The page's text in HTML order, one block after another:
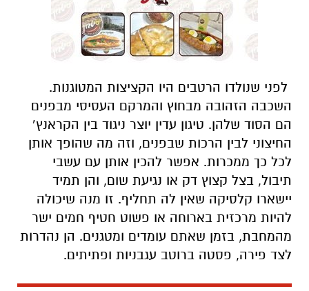
לפני שנולדו הרטבים היו הקציצות המטוגנות.
השכבה הזהובה מבחוץ והמרקם העסיסי מבפנים
הם הסוד שלהן. טיגון עדין יוצר ניגוד בין הקראנץ’
החיצוני לבין הרכות שבפנים, וזה מה שהופך אותן
לכל כך ממכרות. אפשר להכין אותן עם עשבי
תיבול, בצל קצוץ דק או נגיעת שום, והן תמיד
יישארו קלסיקה שאין לה תחליף. זו מנה שיכולה
להיות מרכזית בארוחה או פשוט חטיף חמים ישר
מהמחבת, בזמן שאתם עומדים ומטגנים. הן נהדרות
לצד פירה, פסטה ברוטב עגבניות ופתיתים.